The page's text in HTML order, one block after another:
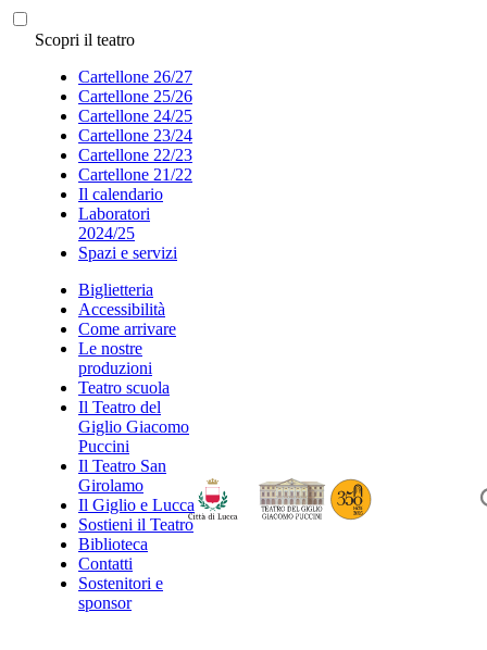
Scopri il teatro
Cartellone 26/27
Cartellone 25/26
Cartellone 24/25
Cartellone 23/24
Cartellone 22/23
Cartellone 21/22
Il calendario
Laboratori
2024/25
Spazi e servizi
Biglietteria
Accessibilità
Come arrivare
Le nostre
produzioni
Teatro scuola
Il Teatro del
Giglio Giacomo
Puccini
Il Teatro San
Girolamo
Il Giglio e Lucca
Sostieni il Teatro
Biblioteca
Contatti
Sostenitori e
sponsor